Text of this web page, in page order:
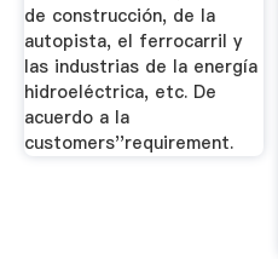
de construcción, de la
autopista, el ferrocarril y
las industrias de la energía
hidroeléctrica, etc. De
acuerdo a la
customers''requirement.